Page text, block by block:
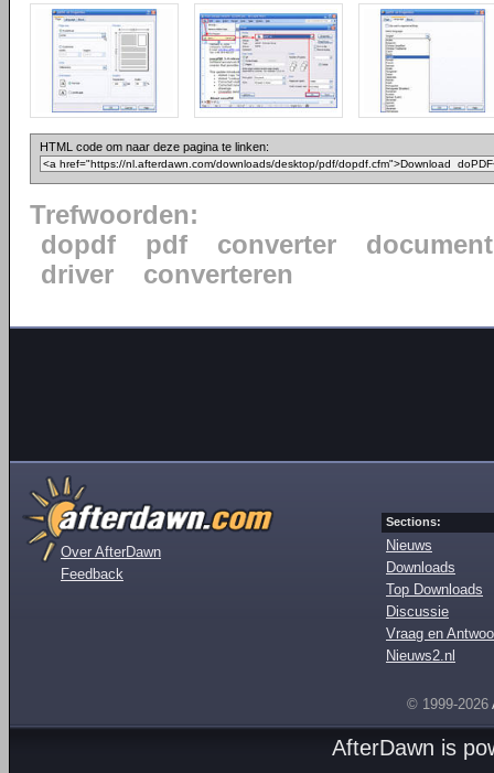
HTML code om naar deze pagina te linken:
Trefwoorden:
dopdf
pdf converter
document
driver
converteren
Over AfterDawn
Feedback
Sections:
Nieuws
Downloads
Top Downloads
Discussie
Vraag en
Nieuws2.nl
© 1999-2026
AfterDawn is